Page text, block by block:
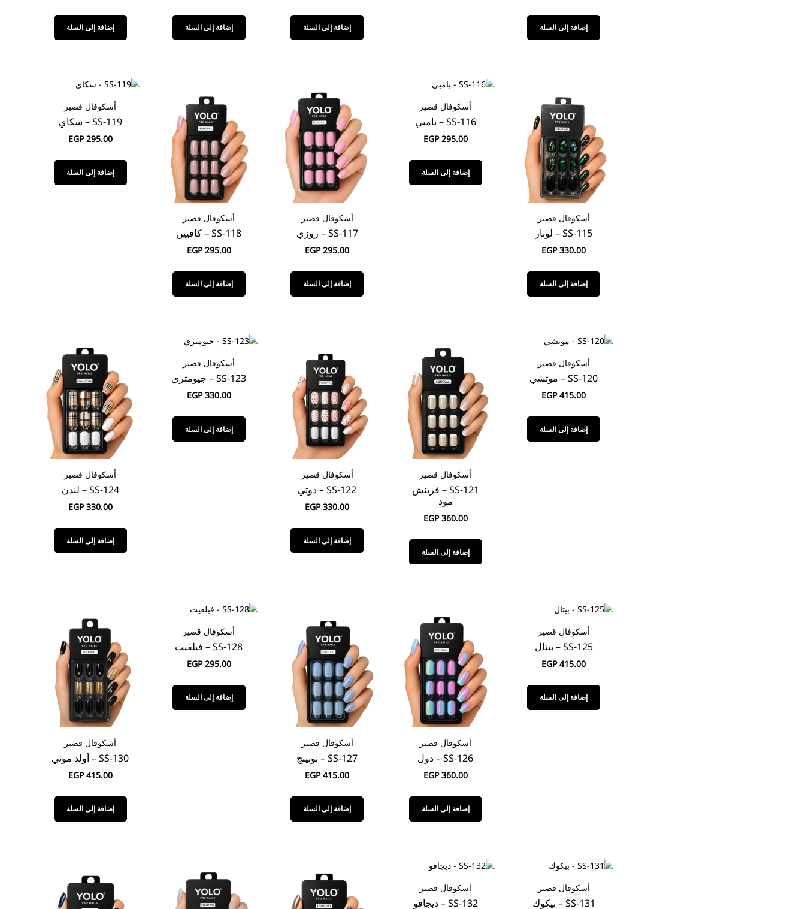
إضافة إلى السلة إضافة إلى السلة إضافة إلى السلة إضافة إلى السلة
أسكوفال قصير
SS-115 – لونار
EGP330.00
إضافة إلى السلة
أسكوفال قصير
SS-116 – بامبي
EGP295.00
إضافة إلى السلة
أسكوفال قصير
SS-117 – روزي
EGP295.00
إضافة إلى السلة
أسكوفال قصير
SS-118 – كافيين
EGP295.00
إضافة إلى السلة
أسكوفال قصير
SS-119 – سكاي
EGP295.00
إضافة إلى السلة
أسكوفال قصير
SS-120 – موتشي
EGP415.00
إضافة إلى السلة
أسكوفال قصير
SS-121 – فرينش
مود
EGP360.00
إضافة إلى السلة
أسكوفال قصير
SS-122 – دوتي
EGP330.00
إضافة إلى السلة
أسكوفال قصير
SS-123 – جيومتري
EGP330.00
إضافة إلى السلة
أسكوفال قصير
SS-124 – لندن
EGP330.00
إضافة إلى السلة
أسكوفال قصير
SS-125 – بيتال
EGP415.00
إضافة إلى السلة
أسكوفال قصير
SS-126 – دول
EGP360.00
إضافة إلى السلة
أسكوفال قصير
SS-127 – بوبينج
EGP415.00
إضافة إلى السلة
أسكوفال قصير
SS-128 – فيلفيت
EGP295.00
إضافة إلى السلة
أسكوفال قصير
SS-130 – أولد موني
EGP415.00
إضافة إلى السلة
أسكوفال قصير
SS-131 – بيكوك
أسكوفال قصير
SS-132 – ديجافو